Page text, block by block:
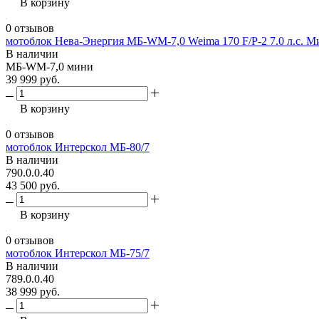
0 отзывов
мотоблок Нева-Энергия МБ-WM-7,0 Weima 170 F/P-2 7.0 л.с.
В наличии
МБ-WM-7,0 мини
39 999 руб.
В корзину
0 отзывов
мотоблок Интерскол МБ-80/7
В наличии
790.0.0.40
43 500 руб.
В корзину
0 отзывов
мотоблок Интерскол МБ-75/7
В наличии
789.0.0.40
38 999 руб.